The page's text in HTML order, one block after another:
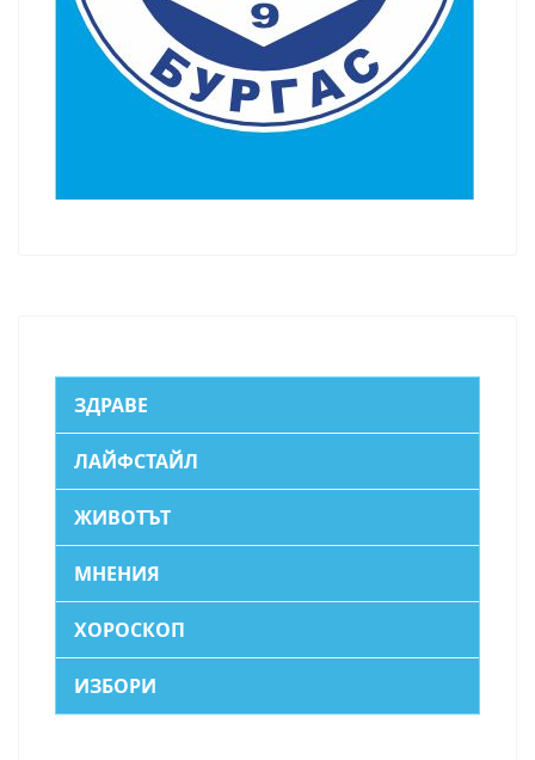
ЗДРАВЕ
ЛАЙФСТАЙЛ
ЖИВОТЪТ
МНЕНИЯ
ХОРОСКОП
ИЗБОРИ